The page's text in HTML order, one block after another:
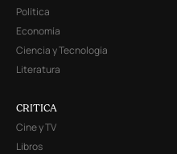
Política
Economía
Ciencia y Tecnología
Literatura
CRITICA
Cine y TV
Libros